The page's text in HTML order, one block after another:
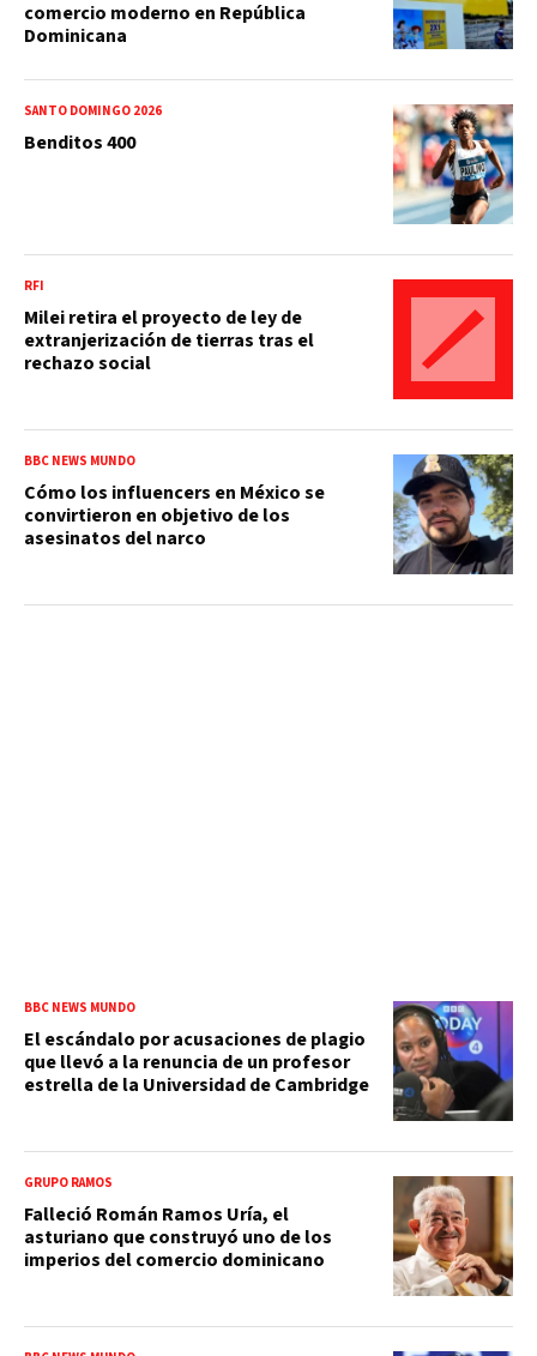
comercio moderno en República
Dominicana
SANTO DOMINGO 2026
Benditos 400
RFI
Milei retira el proyecto de ley de
extranjerización de tierras tras el
rechazo social
BBC NEWS MUNDO
Cómo los influencers en México se
convirtieron en objetivo de los
asesinatos del narco
BBC NEWS MUNDO
El escándalo por acusaciones de plagio
que llevó a la renuncia de un profesor
estrella de la Universidad de Cambridge
GRUPO RAMOS
Falleció Román Ramos Uría, el
asturiano que construyó uno de los
imperios del comercio dominicano